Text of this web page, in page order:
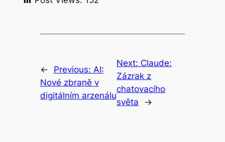
← Previous: AI:
Nové zbraně v
digitálním arzenálu
Next: Claude:
Zázrak z
chatovacího
světa
→